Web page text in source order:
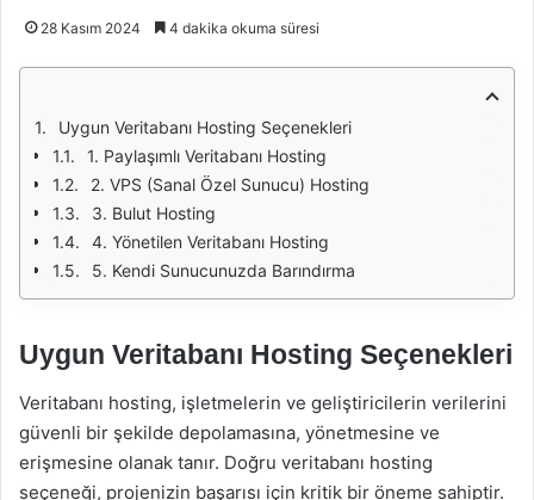
28 Kasım 2024 4 dakika okuma süresi
Uygun Veritabanı Hosting Seçenekleri
1. Paylaşımlı Veritabanı Hosting
2. VPS (Sanal Özel Sunucu) Hosting
3. Bulut Hosting
4. Yönetilen Veritabanı Hosting
5. Kendi Sunucunuzda Barındırma
Uygun Veritabanı Hosting Seçenekleri
Veritabanı hosting, işletmelerin ve geliştiricilerin verilerini
güvenli bir şekilde depolamasına, yönetmesine ve
erişmesine olanak tanır. Doğru veritabanı hosting
seçeneği, projenizin başarısı için kritik bir öneme sahiptir.